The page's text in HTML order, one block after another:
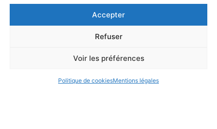
Accepter
Refuser
Voir les préférences
Politique de cookiesMentions légales